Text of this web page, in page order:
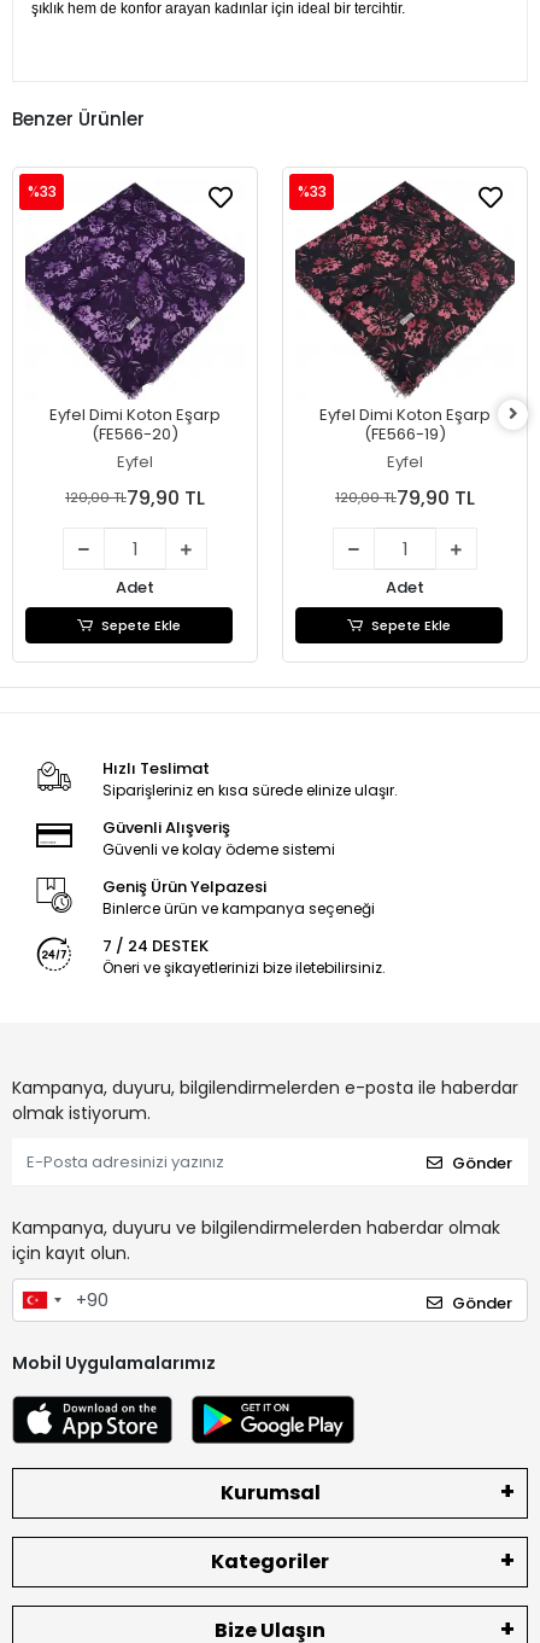
şıklık hem de konfor arayan kadınlar için ideal bir tercihtir.
Benzer Ürünler
Eyfel Dimi Koton Eşarp
(FE566-20)
Eyfel
%33
120,00 TL79,90 TL
Adet
Sepete Ekle
Eyfel Dimi Koton Eşarp
(FE566-19)
Eyfel
%33
120,00 TL79,90 TL
Adet
Sepete Ekle
Hızlı Teslimat
Siparişleriniz en kısa sürede elinize ulaşır.
Güvenli Alışveriş
Güvenli ve kolay ödeme sistemi
Geniş Ürün Yelpazesi
Binlerce ürün ve kampanya seçeneği
7 / 24 DESTEK
Öneri ve şikayetlerinizi bize iletebilirsiniz.
Kampanya, duyuru, bilgilendirmelerden e-posta ile haberdar
olmak istiyorum.
Gönder
Kampanya, duyuru ve bilgilendirmelerden haberdar olmak
için kayıt olun.
Gönder
Mobil Uygulamalarımız
Kurumsal
Kategoriler
Bize Ulaşın